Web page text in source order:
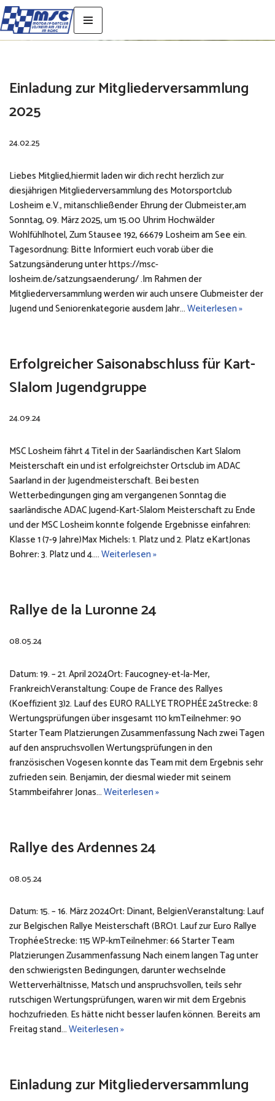
Zum
Einladung zur Mitgliederversammlung
2025
24.02.25
Liebes Mitglied,hiermit laden wir dich recht herzlich zur
diesjährigen Mitgliederversammlung des Motorsportclub
Losheim e.V., mitanschließender Ehrung der Clubmeister,am
Sonntag, 09. März 2025, um 15.00 Uhrim Hochwälder
Wohlfühlhotel, Zum Stausee 192, 66679 Losheim am See ein.
Tagesordnung: Bitte Informiert euch vorab über die
Satzungsänderung unter https://msc-
losheim.de/satzungsaenderung/ .Im Rahmen der
Mitgliederversammlung werden wir auch unsere Clubmeister der
Jugend und Seniorenkategorie ausdem Jahr…Weiterlesen »
Erfolgreicher Saisonabschluss für Kart-
Slalom Jugendgruppe
24.09.24
MSC Losheim fährt 4 Titel in der Saarländischen Kart Slalom
Meisterschaft ein und ist erfolgreichster Ortsclub im ADAC
Saarland in der Jugendmeisterschaft. Bei besten
Wetterbedingungen ging am vergangenen Sonntag die
saarländische ADAC Jugend-Kart-Slalom Meisterschaft zu Ende
und der MSC Losheim konnte folgende Ergebnisse einfahren:
Klasse 1 (7-9 Jahre)Max Michels: 1. Platz und 2. Platz eKartJonas
Bohrer: 3. Platz und 4.…Weiterlesen »
Rallye de la Luronne 24
08.05.24
Datum: 19. – 21. April 2024Ort: Faucogney-et-la-Mer,
FrankreichVeranstaltung: Coupe de France des Rallyes
(Koeffizient 3)2. Lauf des EURO RALLYE TROPHÉE 24Strecke: 8
Wertungsprüfungen über insgesamt 110 kmTeilnehmer: 90
Starter Team Platzierungen Zusammenfassung Nach zwei Tagen
auf den anspruchsvollen Wertungsprüfungen in den
französischen Vogesen konnte das Team mit dem Ergebnis sehr
zufrieden sein. Benjamin, der diesmal wieder mit seinem
Stammbeifahrer Jonas…Weiterlesen »
Rallye des Ardennes 24
08.05.24
Datum: 15. – 16. März 2024Ort: Dinant, BelgienVeranstaltung: Lauf
zur Belgischen Rallye Meisterschaft (BRC)1. Lauf zur Euro Rallye
TrophéeStrecke: 115 WP-kmTeilnehmer: 66 Starter Team
Platzierungen Zusammenfassung Nach einem langen Tag unter
den schwierigsten Bedingungen, darunter wechselnde
Wetterverhältnisse, Matsch und anspruchsvollen, teils sehr
rutschigen Wertungsprüfungen, waren wir mit dem Ergebnis
hochzufrieden. Es hätte nicht besser laufen können. Bereits am
Freitag stand…Weiterlesen »
Einladung zur Mitgliederversammlung